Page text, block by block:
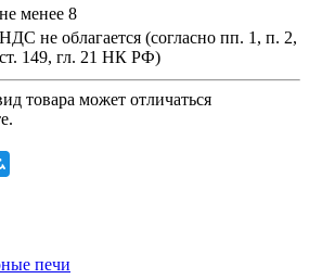
не менее 8
НДС не облагается (согласно пп. 1, п. 2,
ст. 149, гл. 21 НК РФ)
товара может отличаться
печи